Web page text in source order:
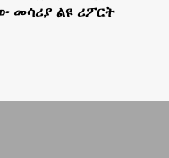
መሳሪያ ልዩ ሪፖርት